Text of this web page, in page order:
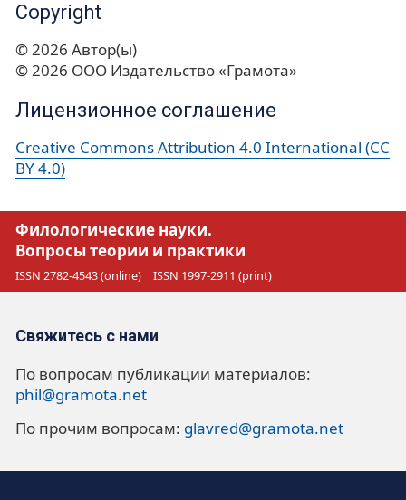
Copyright
© 2026 Автор(ы)
© 2026 ООО Издательство «Грамота»
Лицензионное соглашение
Creative Commons Attribution 4.0 International (CC
BY 4.0)
Филологические науки.
Вопросы теории и практики
ISSN 2782-4543 (online) ISSN 1997-2911 (print)
Свяжитесь с нами
По вопросам публикации материалов:
phil@gramota.net
По прочим вопросам: glavred@gramota.net